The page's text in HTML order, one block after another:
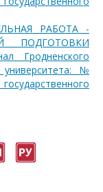
РАБОТА -
ПОДГОТОВКИ
Гродненского
университета: №